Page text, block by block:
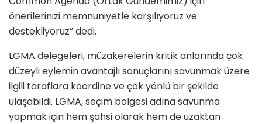
önerilerinizi memnuniyetle karşılıyoruz ve
destekliyoruz” dedi.
LGMA delegeleri, müzakerelerin kritik anlarında çok
düzeyli eylemin avantajlı sonuçlarını savunmak üzere
ilgili taraflara koordine ve çok yönlü bir şekilde
ulaşabildi. LGMA, seçim bölgesi adına savunma
yapmak için hem şahsi olarak hem de uzaktan